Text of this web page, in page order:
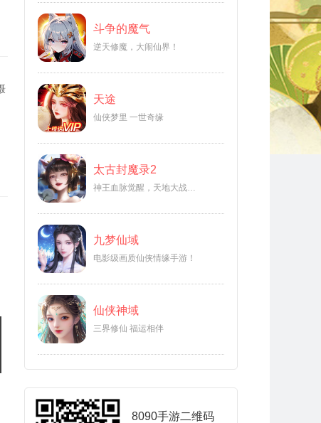
斗争的魔气
逆天修魔，大闹仙界！
天途
仙侠梦里 一世奇缘
太古封魔录2
神王血脉觉醒，天地大战一
九梦仙域
电影级画质仙侠情缘手游！
仙侠神域
三界修仙 福运相伴
8090手游二维码